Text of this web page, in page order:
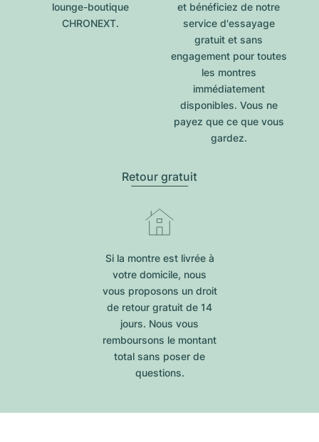
lounge-boutique
CHRONEXT.
et bénéficiez de notre
service d'essayage
gratuit et sans
engagement pour toutes
les montres
immédiatement
disponibles. Vous ne
payez que ce que vous
gardez.
Retour gratuit
Si la montre est livrée à
votre domicile, nous
vous proposons un droit
de retour gratuit de 14
jours. Nous vous
remboursons le montant
total sans poser de
questions.